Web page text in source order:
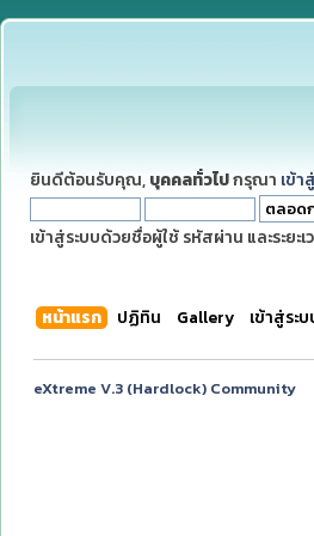
ยินดีต้อนรับคุณ, บุคคลทั่วไปกรุณา เข้า
เข้าสู่ระบบด้วยชื่อผู้ใช้ รหัสผ่าน และระยะเ
หน้าแรก ปฏิทิน Gallery เข้าสู่ระ
eXtreme V.3 (Hardlock) Community